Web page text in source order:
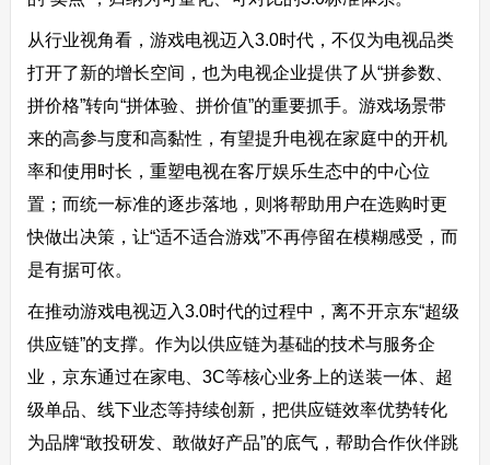
从行业视角看，游戏电视迈入3.0时代，不仅为电视品类
打开了新的增长空间，也为电视企业提供了从“拼参数、
拼价格”转向“拼体验、拼价值”的重要抓手。游戏场景带
来的高参与度和高黏性，有望提升电视在家庭中的开机
率和使用时长，重塑电视在客厅娱乐生态中的中心位
置；而统一标准的逐步落地，则将帮助用户在选购时更
快做出决策，让“适不适合游戏”不再停留在模糊感受，而
是有据可依。
在推动游戏电视迈入3.0时代的过程中，离不开京东“超级
供应链”的支撑。作为以供应链为基础的技术与服务企
业，京东通过在家电、3C等核心业务上的送装一体、超
级单品、线下业态等持续创新，把供应链效率优势转化
为品牌“敢投研发、敢做好产品”的底气，帮助合作伙伴跳